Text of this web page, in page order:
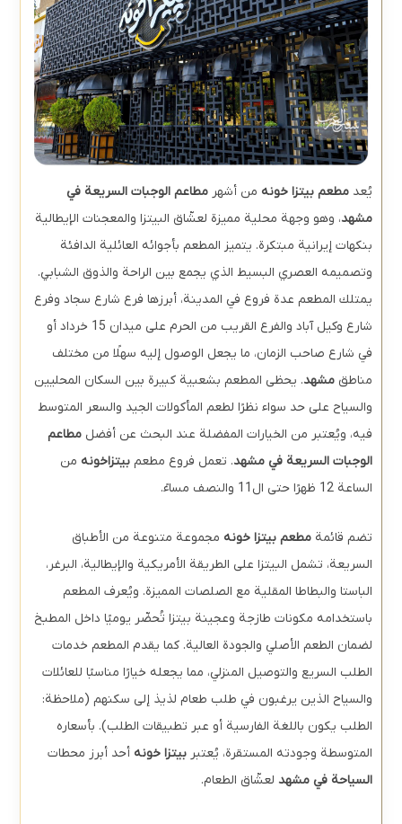
يُعدمطعم بيتزا خونه من أشهرمطاعم الوجبات السريعة في
مشهد، وهو وجهة محلية مميزة لعشّاق البيتزا والمعجنات الإيطالية
بنكهات إيرانية مبتكرة. يتميز المطعم بأجوائه العائلية الدافئة
وتصميمه العصري البسيط الذي يجمع بين الراحة والذوق الشبابي.
يمتلك المطعم عدة فروع في المدينة، أبرزها فرع شارع سجاد وفرع
شارع وكيل آباد والفرع القريب من الحرم على ميدان 15 خرداد أو
في شارع صاحب الزمان، ما يجعل الوصول إليه سهلًا من مختلف
مناطقمشهد. يحظى المطعم بشعبية كبيرة بين السكان المحليين
والسياح على حد سواء نظرًا لطعم المأكولات الجيد والسعر المتوسط
فيه، ويُعتبر من الخيارات المفضلة عند البحث عن أفضلمطاعم
الوجبات السريعة في مشهد. تعمل فروع مطعمبيتزاخونه من
الساعة 12 ظهرًا حتى ال11 والنصف مساءً.
تضم قائمةمطعم بيتزا خونه مجموعة متنوعة من الأطباق
السريعة، تشمل البيتزا على الطريقة الأمريكية والإيطالية، البرغر،
الباستا والبطاطا المقلية مع الصلصات المميزة. ويُعرف المطعم
باستخدامه مكونات طازجة وعجينة بيتزا تُحضّر يوميًا داخل المطبخ
لضمان الطعم الأصلي والجودة العالية. كما يقدم المطعم خدمات
الطلب السريع والتوصيل المنزلي، مما يجعله خيارًا مناسبًا للعائلات
والسياح الذين يرغبون في طلب طعام لذيذ إلى سكنهم (ملاحظة:
الطلب يكون باللغة الفارسية أو عبر تطبيقات الطلب). بأسعاره
المتوسطة وجودته المستقرة، يُعتبربيتزا خونه أحد أبرز محطات
السياحة في مشهد لعشّاق الطعام.